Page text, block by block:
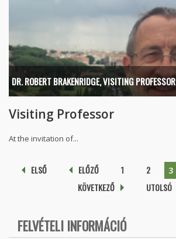
DR. ROBERT BRAKENRIDGE, VISITING PROFESSOR
Visiting Professor
At the invitation of...
Pages
ELSŐ ELŐZŐ 1 2 3
KÖVETKEZŐ
UTOLSÓ
FELVÉTELI INFORMÁCIÓ